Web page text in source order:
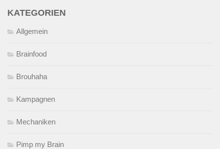
KATEGORIEN
Allgemein
Brainfood
Brouhaha
Kampagnen
Mechaniken
Pimp my Brain